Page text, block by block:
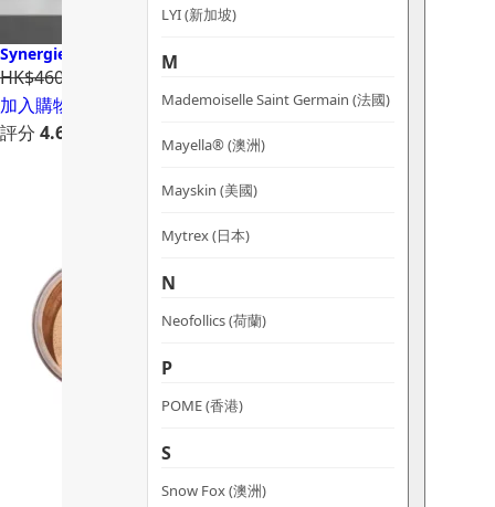
LYI (新加坡)
M
Mademoiselle Saint Germain (法國)
Mayella® (澳洲)
Mayskin (美國)
Mytrex (日本)
N
Neofollics (荷蘭)
P
POME (香港)
S
Snow Fox (澳洲)
Synergie Skin ÜberZinc 物理防曬面霜 (SPF30 PA+++)
HK$460.00
加入購物車
評分 4.64